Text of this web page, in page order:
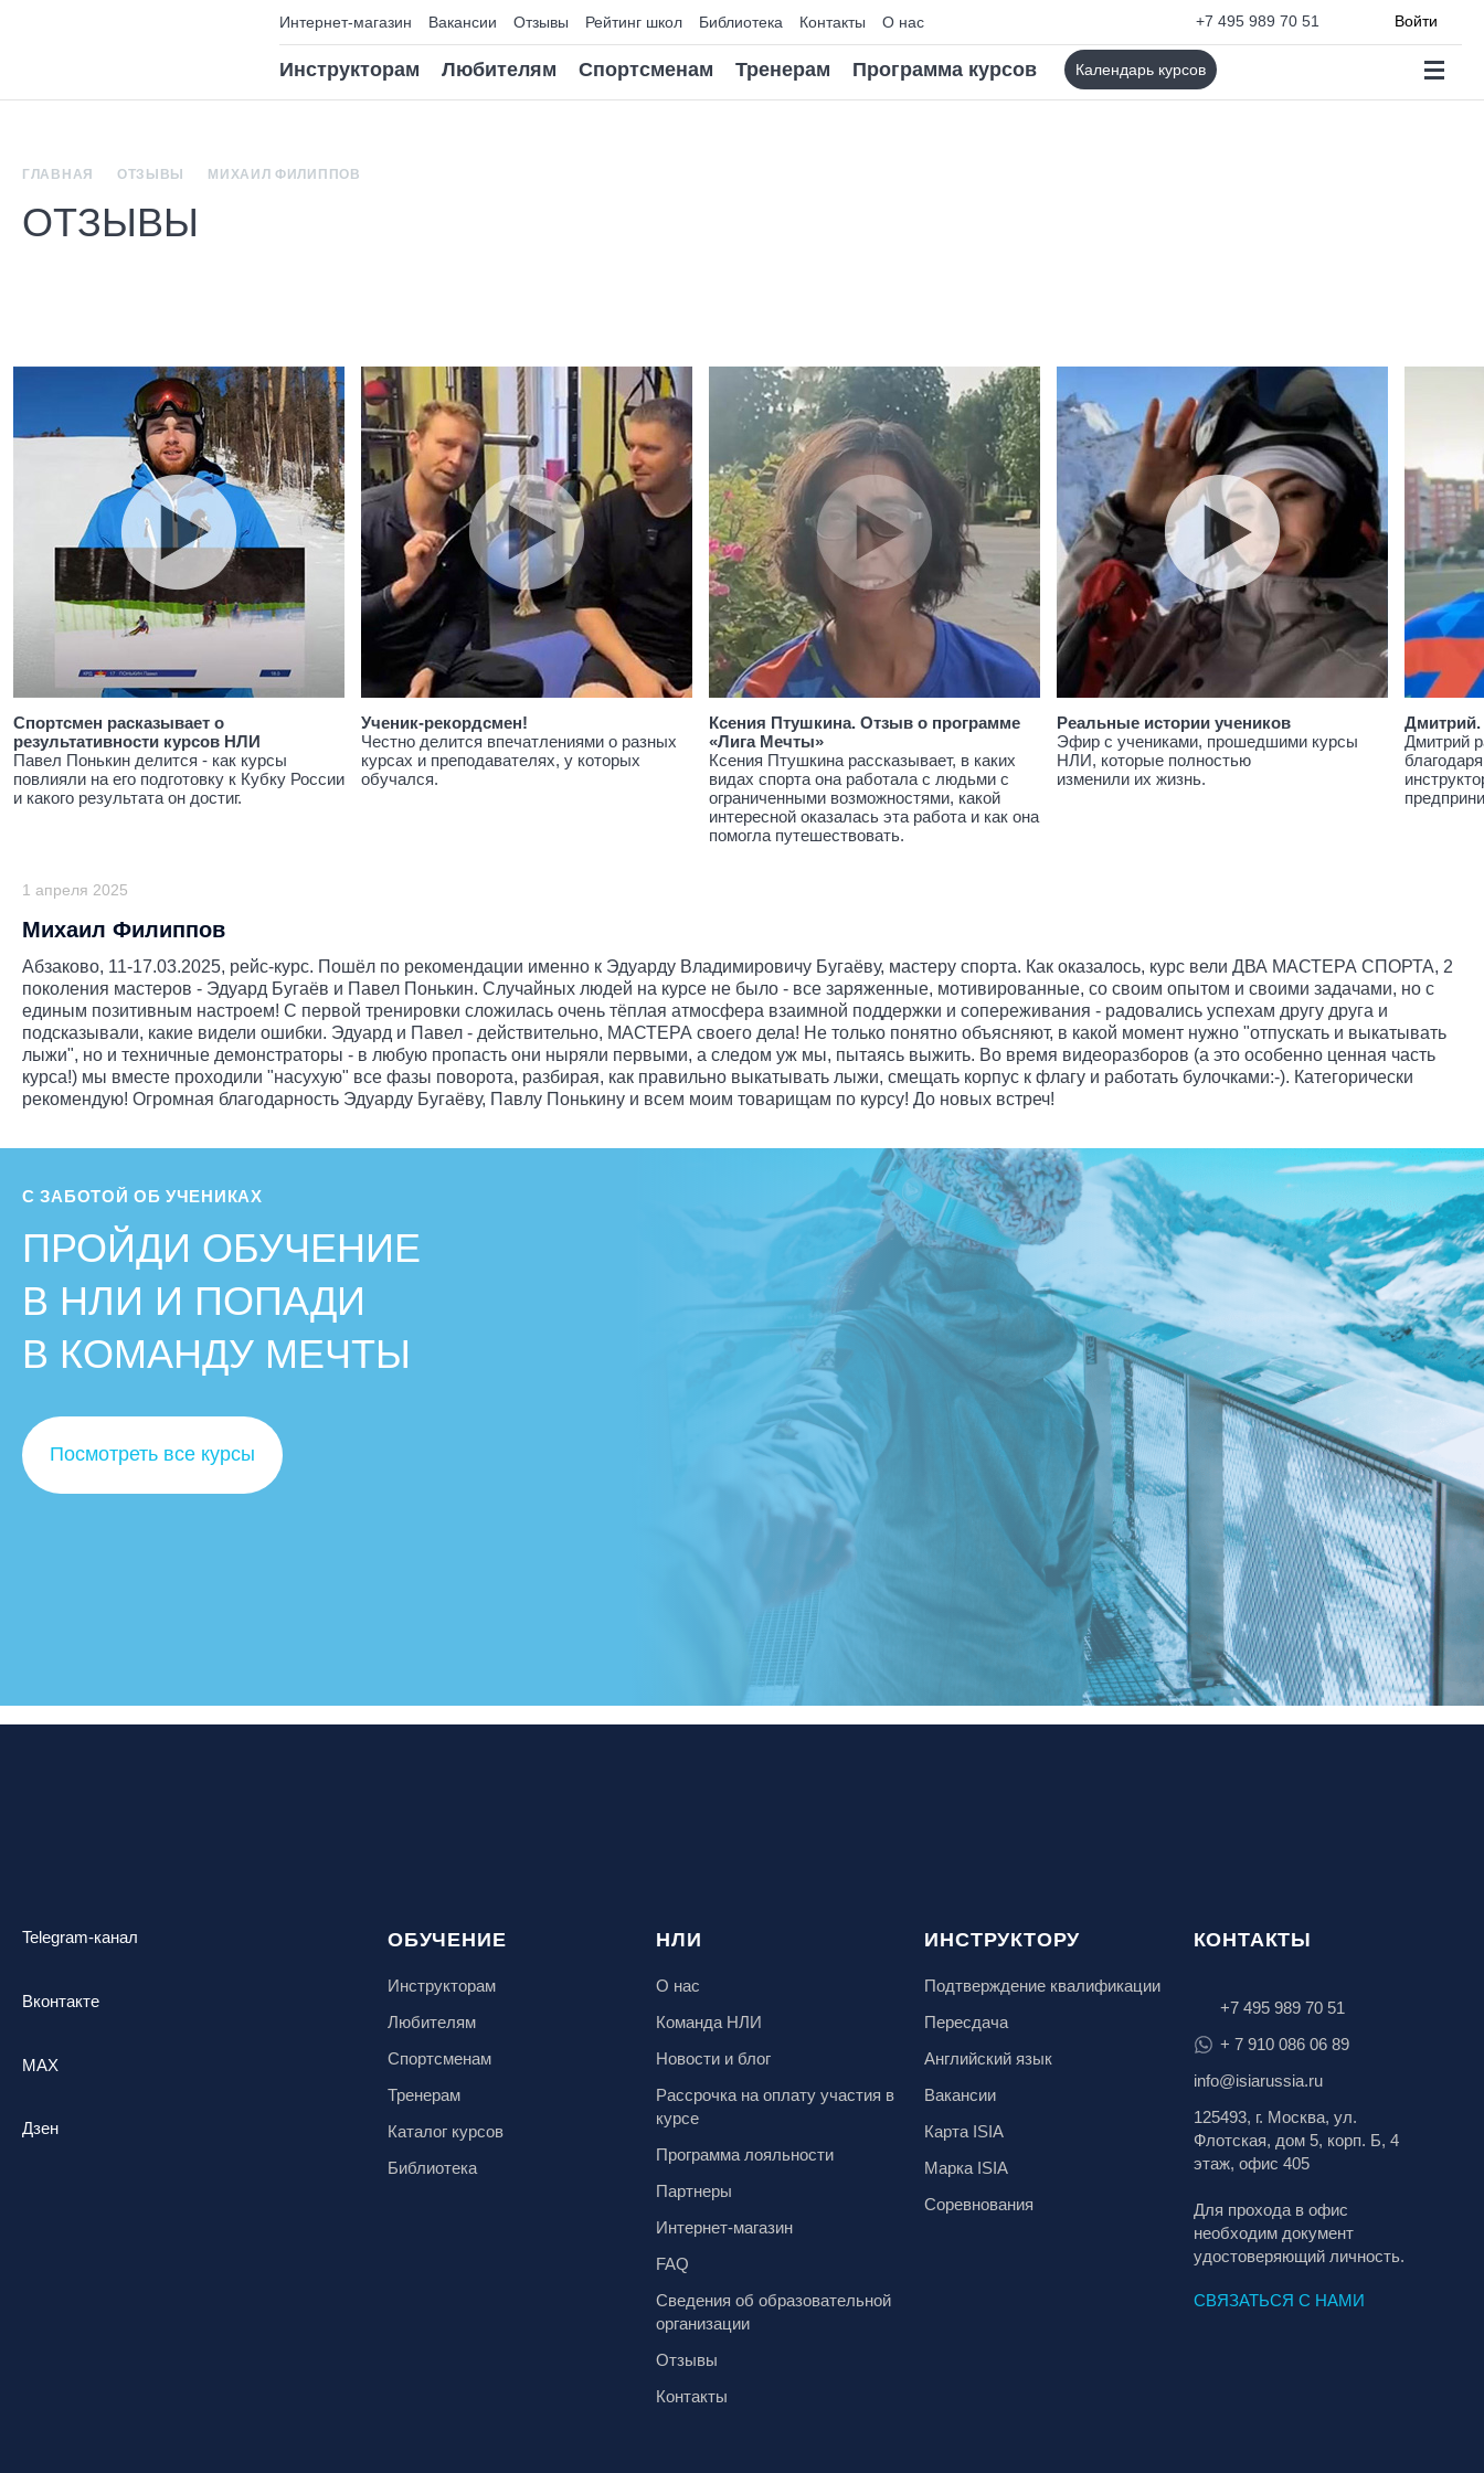
Интернет-магазин Вакансии Отзывы Рейтинг школ Библиотека Контакты О нас +7 495 989 70 51 Войти
Инструкторам Любителям Спортсменам Тренерам Программа курсов Календарь курсов
ГЛАВНАЯ ОТЗЫВЫ МИХАИЛ ФИЛИППОВ
ОТЗЫВЫ
Спортсмен расказывает о
результативности курсов НЛИ
Павел Понькин делится - как курсы
повлияли на его подготовку к Кубку России
и какого результата он достиг.
Ученик-рекордсмен!
Честно делится впечатлениями о разных
курсах и преподавателях, у которых
обучался.
Ксения Птушкина. Отзыв о программе
«Лига Мечты»
Ксения Птушкина рассказывает, в каких
видах спорта она работала с людьми с
ограниченными возможностями, какой
интересной оказалась эта работа и как она
помогла путешествовать.
Реальные истории учеников
Эфир с учениками, прошедшими курсы
НЛИ, которые полностью
изменили их жизнь.
Дмитрий.
Дмитрий
1 апреля 2025
Михаил Филиппов
Абзаково, 11-17.03.2025, рейс-курс. Пошёл по рекомендации именно к Эдуарду Владимировичу Бугаёву, мастеру спорта. Как оказалось, курс вели ДВА МАСТЕРА СПОРТА, 2
поколения мастеров - Эдуард Бугаёв и Павел Понькин. Случайных людей на курсе не было - все заряженные, мотивированные, со своим опытом и своими задачами, но с
единым позитивным настроем! С первой тренировки сложилась очень тёплая атмосфера взаимной поддержки и сопереживания - радовались успехам другу друга и
подсказывали, какие видели ошибки. Эдуард и Павел - действительно, МАСТЕРА своего дела! Не только понятно объясняют, в какой момент нужно "отпускать и выкатывать
лыжи", но и техничные демонстраторы - в любую пропасть они ныряли первыми, а следом уж мы, пытаясь выжить. Во время видеоразборов (а это особенно ценная часть
курса!) мы вместе проходили "насухую" все фазы поворота, разбирая, как правильно выкатывать лыжи, смещать корпус к флагу и работать булочками:-). Категорически
рекомендую! Огромная благодарность Эдуарду Бугаёву, Павлу Понькину и всем моим товарищам по курсу! До новых встреч!
С ЗАБОТОЙ ОБ УЧЕНИКАХ
ПРОЙДИ ОБУЧЕНИЕ
В НЛИ И ПОПАДИ
В КОМАНДУ МЕЧТЫ
Посмотреть все курсы
Telegram-канал
Вконтакте
MAX
Дзен
ОБУЧЕНИЕ
Инструкторам
Любителям
Спортсменам
Тренерам
Каталог курсов
Библиотека
НЛИ
О нас
Команда НЛИ
Новости и блог
Рассрочка на оплату участия в
курсе
Программа лояльности
Партнеры
Интернет-магазин
FAQ
Сведения об образовательной
организации
Отзывы
Контакты
ИНСТРУКТОРУ
Подтверждение квалификации
Пересдача
Английский язык
Вакансии
Карта ISIA
Марка ISIA
Соревнования
КОНТАКТЫ
+7 495 989 70 51
+ 7 910 086 06 89
info@isiarussia.ru
125493, г. Москва, ул.
Флотская, дом 5, корп. Б, 4
этаж, офис 405
Для прохода в офис
необходим документ
удостоверяющий личность.
СВЯЗАТЬСЯ С НАМИ